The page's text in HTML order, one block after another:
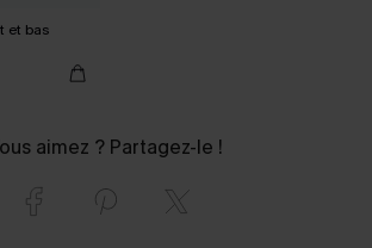
et bas
aimez ? Partagez-le !